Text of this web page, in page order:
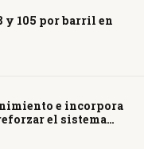
y 105 por barril en
e incorpora
el sistema